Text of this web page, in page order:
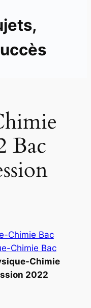
Bac
Chimie Bac
Chimie Bac
Chimie
2022